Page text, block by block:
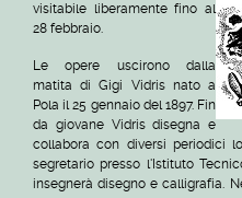
visitabile liberamente fino al
28 febbraio.
Le opere uscirono dalla
matita di Gigi Vidris nato a
Pola il 25 gennaio del 1897. Fin
da giovane Vidris disegna e
collabora con diversi periodici
segretario presso l'Istituto
insegnerà disegno e calligrafia.